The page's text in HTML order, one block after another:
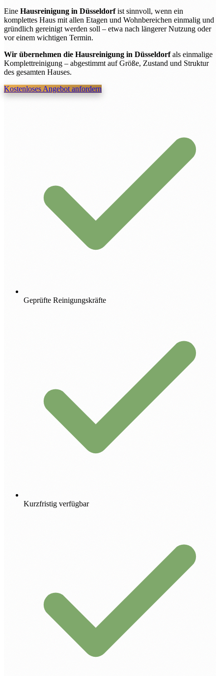
Eine Hausreinigung in Düsseldorfist sinnvoll, wenn ein
komplettes Haus mit allen Etagen und Wohnbereichen einmalig und
gründlich gereinigt werden soll – etwa nach längerer Nutzung oder
vor einem wichtigen Termin.
Wir übernehmen die Hausreinigung in Düsseldorfals einmalige
Komplettreinigung – abgestimmt auf Größe, Zustand und Struktur
des gesamten Hauses.
Kostenloses Angebot anfordern
Geprüfte Reinigungskräfte
Kurzfristig verfügbar